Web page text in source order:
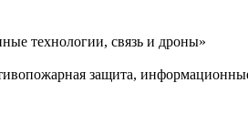
технологии, связь и дроны»
защита,